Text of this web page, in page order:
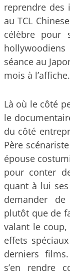
reprendre des
au TCL
célèbre pour
hollywoodiens
séance au
mois à l’affiche.
Là où le côté
le
du côté
Père
épouse
pour conter
quant à lui
demander
plutôt que de
valant le
effets
derniers
s’en rendre